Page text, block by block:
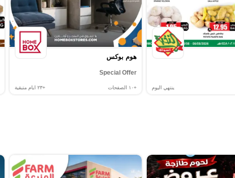
ينتهي اليوم
هوم بوكس
Special Offer
+١٠ الصفحات +٢٣ ايام متبقية